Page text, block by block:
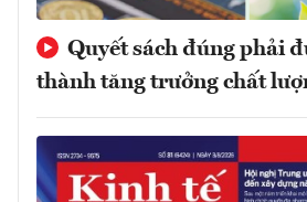
Quyết sách đúng phải
thành tăng trưởng chất